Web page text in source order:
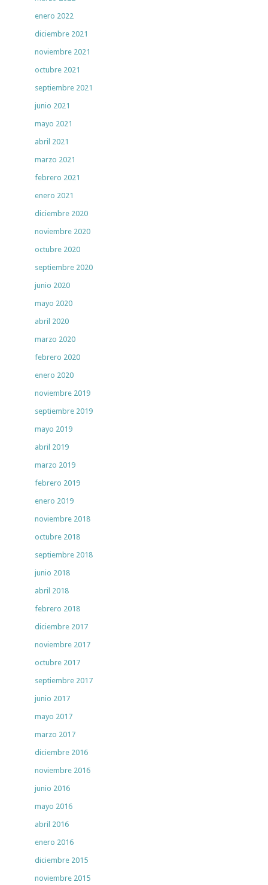
enero 2022
diciembre 2021
noviembre 2021
octubre 2021
septiembre 2021
junio 2021
mayo 2021
abril 2021
marzo 2021
febrero 2021
enero 2021
diciembre 2020
noviembre 2020
octubre 2020
septiembre 2020
junio 2020
mayo 2020
abril 2020
marzo 2020
febrero 2020
enero 2020
noviembre 2019
septiembre 2019
mayo 2019
abril 2019
marzo 2019
febrero 2019
enero 2019
noviembre 2018
octubre 2018
septiembre 2018
junio 2018
abril 2018
febrero 2018
diciembre 2017
noviembre 2017
octubre 2017
septiembre 2017
junio 2017
mayo 2017
marzo 2017
diciembre 2016
noviembre 2016
junio 2016
mayo 2016
abril 2016
enero 2016
diciembre 2015
noviembre 2015